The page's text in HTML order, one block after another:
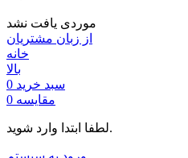
موردی یافت نشد
از زبان مشتریان
خانه
بالا
سبد خرید 0
مقایسه 0
لطفا ابتدا وارد شوید.